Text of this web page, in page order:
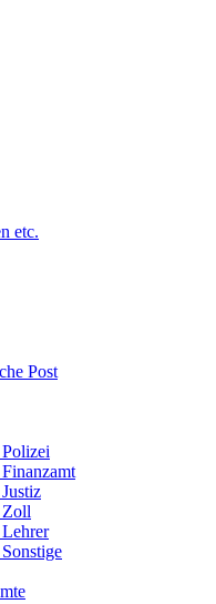
etc.
Post
Polizei
Zoll
Lehrer